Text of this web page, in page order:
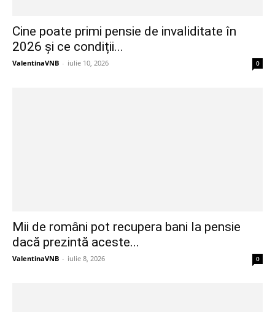
Cine poate primi pensie de invaliditate în
2026 și ce condiții...
ValentinaVNB - iulie 10, 2026 0
Mii de români pot recupera bani la pensie
dacă prezintă aceste...
ValentinaVNB - iulie 8, 2026 0